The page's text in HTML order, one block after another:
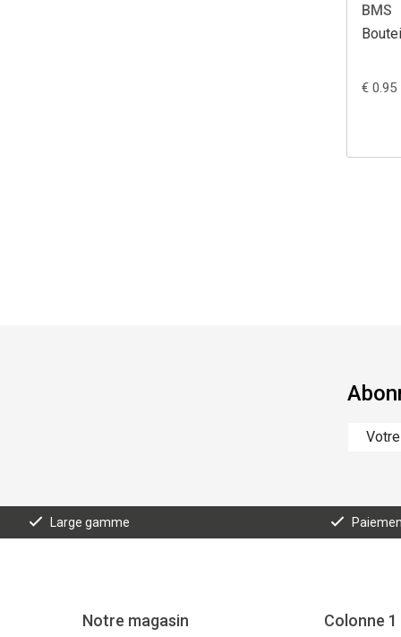
BMS
€ 0.95
Large gamme
Notre magasin Colonne 1